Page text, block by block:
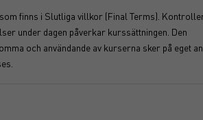
finns i Slutliga villkor (Final Terms).
under dagen påverkar kurssättningen. Den
och användande av kurserna sker på eget